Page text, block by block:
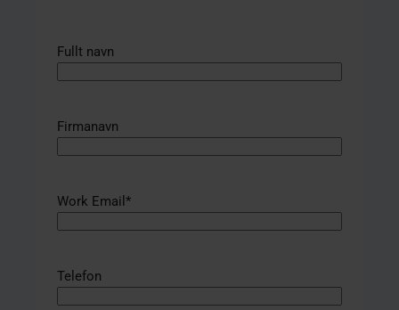
Fullt navn
Firmanavn
Work Email *
Telefon